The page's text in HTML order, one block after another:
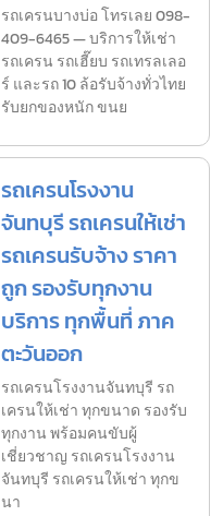
รถเครนบางบ่อ โทรเลย 098-
409-6465 — บริการให้เช่า
รถเครน รถเฮี๊ยบ รถเทรลเลอ
ร์ และรถ 10 ล้อรับจ้างทั่วไทย
รับยกของหนัก ขนย
รถเครนโรงงาน
จันทบุรี รถเครนให้เช่า
รถเครนรับจ้าง ราคา
ถูก รองรับทุกงาน
บริการ ทุกพื้นที่ ภาค
ตะวันออก
รถเครนโรงงานจันทบุรี รถ
เครนให้เช่า ทุกขนาด รองรับ
ทุกงาน พร้อมคนขับผู้
เชี่ยวชาญ รถเครนโรงงาน
จันทบุรี รถเครนให้เช่า ทุกข
นา